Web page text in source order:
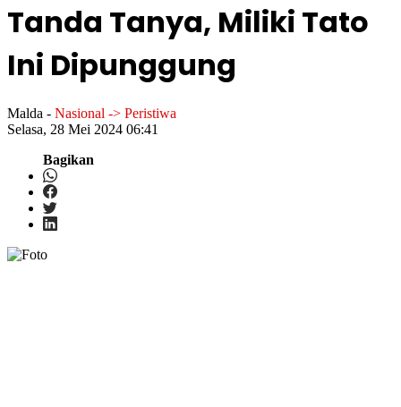
Tanda Tanya, Miliki Tato
Ini Dipunggung
Malda - Nasional -> Peristiwa
Selasa, 28 Mei 2024 06:41
Bagikan